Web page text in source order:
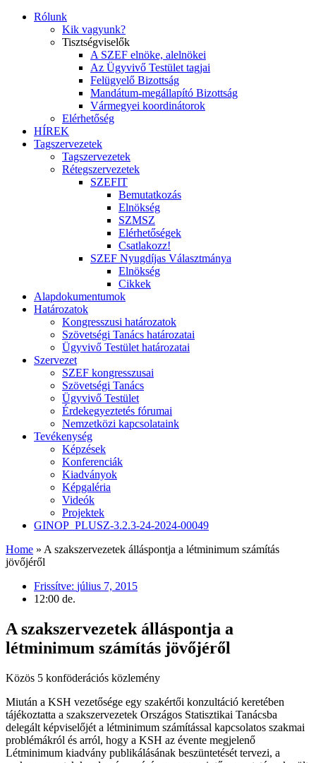
Rólunk
Kik vagyunk?
Tisztségviselők
A SZEF elnöke, alelnökei
Az Ügyvivő Testület tagjai
Felügyelő Bizottság
Mandátum-megállapító Bizottság
Vármegyei koordinátorok
Elérhetőség
HÍREK
Tagszervezetek
Tagszervezetek
Rétegszervezetek
SZEFIT
Bemutatkozás
Elnökség
SZMSZ
Elérhetőségek
Csatlakozz!
SZEF Nyugdíjas Választmánya
Elnökség
Cikkek
Alapdokumentumok
Határozatok
Kongresszusi határozatok
Szövetségi Tanács határozatai
Ügyvivő Testület határozatai
Szervezet
SZEF kongresszusai
Szövetségi Tanács
Ügyvivő Testület
Érdekegyeztetés fórumai
Nemzetközi kapcsolataink
Tevékenység
Képzések
Konferenciák
Kiadványok
Képgaléria
Videók
Projektek
GINOP_PLUSZ-3.2.3-24-2024-00049
Home » A szakszervezetek álláspontja a létminimum számítás
jövőjéről
Frissítve: július 7, 2015
12:00 de.
A szakszervezetek álláspontja a
létminimum számítás jövőjéről
Közös 5 konföderációs közlemény
Miután a KSH vezetősége egy szakértői konzultáció keretében
tájékoztatta a szakszervezetek Országos Statisztikai Tanácsba
delegált képviselőjét a létminimum számítással kapcsolatos szakmai
problémákról és arról, hogy a KSH az évente megjelenő
Létminimum kiadvány publikálásának beszüntetését tervezi, a